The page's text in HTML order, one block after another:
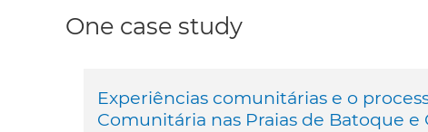
One case study
Experiências comunitárias e o
Comunitária nas Praias de Batoque e